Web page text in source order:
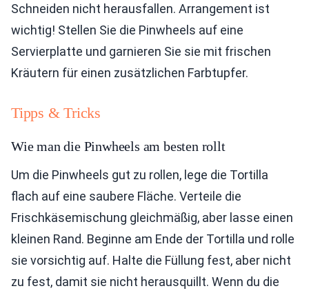
Schneiden nicht herausfallen. Arrangement ist
wichtig! Stellen Sie die Pinwheels auf eine
Servierplatte und garnieren Sie sie mit frischen
Kräutern für einen zusätzlichen Farbtupfer.
Tipps & Tricks
Wie man die Pinwheels am besten rollt
Um die Pinwheels gut zu rollen, lege die Tortilla
flach auf eine saubere Fläche. Verteile die
Frischkäsemischung gleichmäßig, aber lasse einen
kleinen Rand. Beginne am Ende der Tortilla und rolle
sie vorsichtig auf. Halte die Füllung fest, aber nicht
zu fest, damit sie nicht herausquillt. Wenn du die